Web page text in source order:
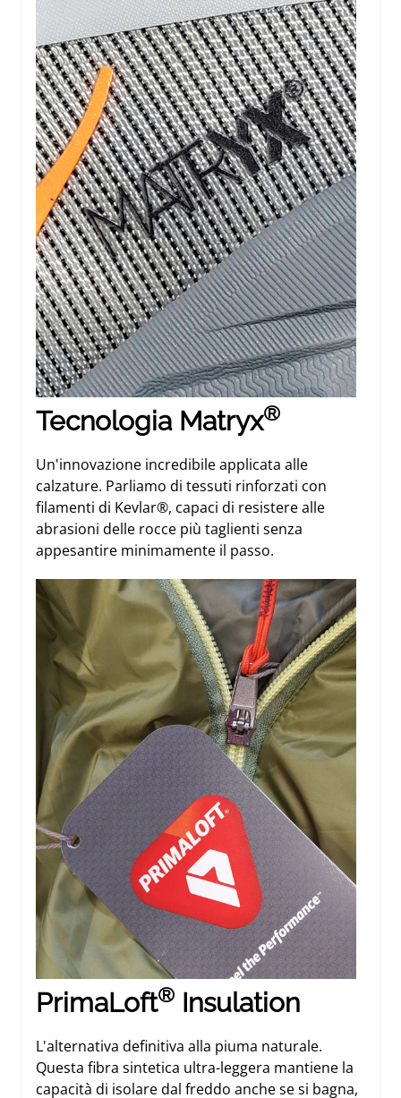
Tecnologia Matryx®
Un'innovazione incredibile applicata alle
calzature. Parliamo di tessuti rinforzati con
filamenti di Kevlar®, capaci di resistere alle
abrasioni delle rocce più taglienti senza
appesantire minimamente il passo.
PrimaLoft® Insulation
L'alternativa definitiva alla piuma naturale.
Questa fibra sintetica ultra-leggera mantiene la
capacità di isolare dal freddo anche se si bagna,